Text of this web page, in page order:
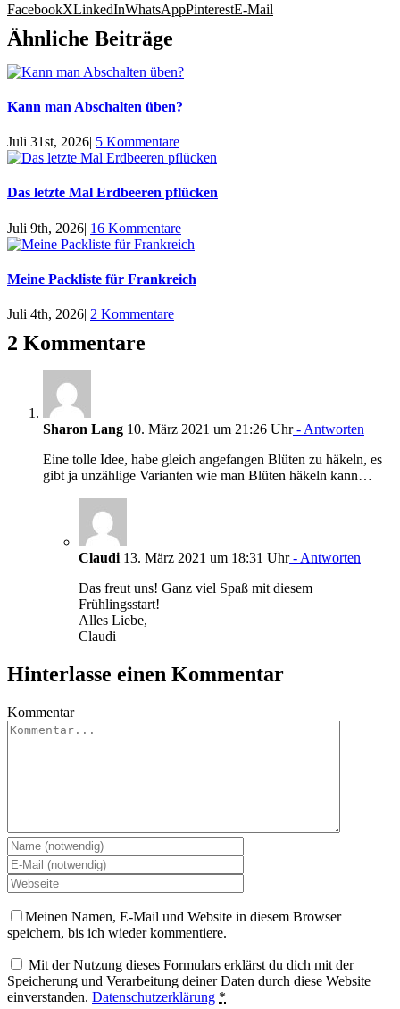
FacebookXLinkedInWhatsAppPinterestE-Mail
Ähnliche Beiträge
Kann man Abschalten üben?
Juli 31st, 2026| 5 Kommentare
Das letzte Mal Erdbeeren pflücken
Juli 9th, 2026| 16 Kommentare
Meine Packliste für Frankreich
Juli 4th, 2026| 2 Kommentare
2 Kommentare
Sharon Lang 10. März 2021 um 21:26 Uhr- Antworten
Eine tolle Idee, habe gleich angefangen Blüten zu häkeln, es
gibt ja unzählige Varianten wie man Blüten häkeln kann…
Claudi 13. März 2021 um 18:31 Uhr- Antworten
Das freut uns! Ganz viel Spaß mit diesem
Frühlingsstart!
Alles Liebe,
Claudi
Hinterlasse einen Kommentar
Kommentar
Meinen Namen, E-Mail und Website in diesem Browser
speichern, bis ich wieder kommentiere.
Mit der Nutzung dieses Formulars erklärst du dich mit der
Speicherung und Verarbeitung deiner Daten durch diese Website
einverstanden. Datenschutzerklärung *